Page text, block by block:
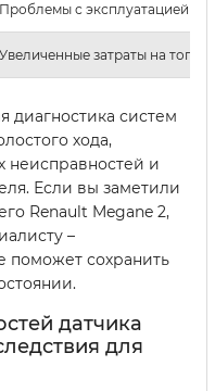
Проблемы с эксплуатацией
Увеличенные затраты на
диагностика систем
хода,
неисправностей и
Если вы заметили
Renault Megane 2,
–
поможет сохранить
датчика
для